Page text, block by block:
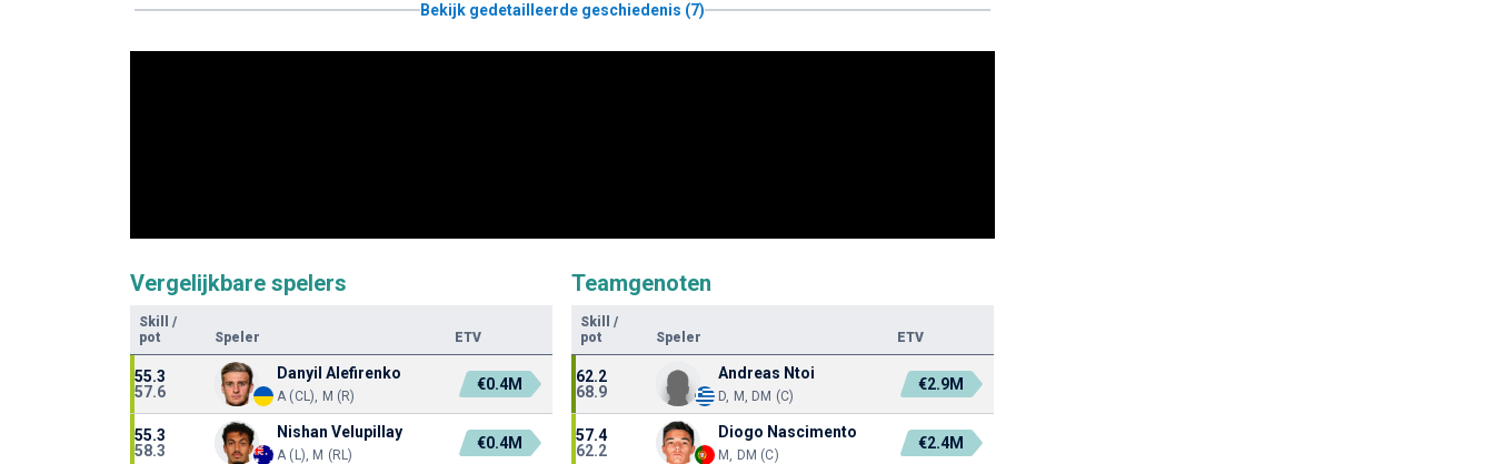
Bekijk gedetailleerde geschiedenis (7)
Vergelijkbare spelers
Skill
/
pot
Speler ETV
55.3
57.6
Danyil Alefirenko
A (CL), M (R)
€0.4M
55.3
58.3
Nishan Velupillay
A (L), M (RL)
€0.4M
Teamgenoten
Skill
/
pot
Speler ETV
62.2
68.9
Andreas Ntoi
D, M, DM (C)
€2.9M
57.4
62.2
Diogo Nascimento
M, DM (C)
€2.4M